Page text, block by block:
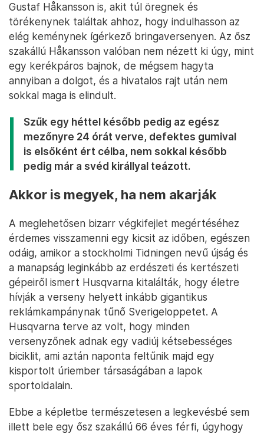
Gustaf Håkansson is, akit túl öregnek és
törékenynek találtak ahhoz, hogy indulhasson az
elég keménynek ígérkező bringaversenyen. Az ősz
szakállú Håkansson valóban nem nézett ki úgy, mint
egy kerékpáros bajnok, de mégsem hagyta
annyiban a dolgot, és a hivatalos rajt után nem
sokkal maga is elindult.
Szűk egy héttel később pedig az egész
mezőnyre 24 órát verve, defektes gumival
is elsőként ért célba, nem sokkal később
pedig már a svéd királlyal teázott.
Akkor is megyek, ha nem akarják
A meglehetősen bizarr végkifejlet megértéséhez
érdemes visszamenni egy kicsit az időben, egészen
odáig, amikor a stockholmi Tidningen nevű újság és
a manapság leginkább az erdészeti és kertészeti
gépeiről ismert Husqvarna kitalálták, hogy életre
hívják a verseny helyett inkább gigantikus
reklámkampánynak tűnő Sverigeloppetet. A
Husqvarna terve az volt, hogy minden
versenyzőnek adnak egy vadiúj kétsebességes
biciklit, ami aztán naponta feltűnik majd egy
kisportolt úriember társaságában a lapok
sportoldalain.
Ebbe a képletbe természetesen a legkevésbé sem
illett bele egy ősz szakállú 66 éves férfi, úgyhogy